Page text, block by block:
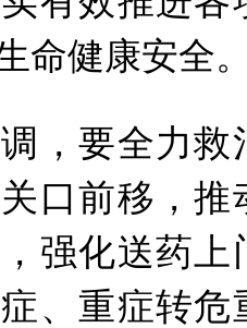
命健康安全
要全力救
口前移，
强化送药上
、重症转危